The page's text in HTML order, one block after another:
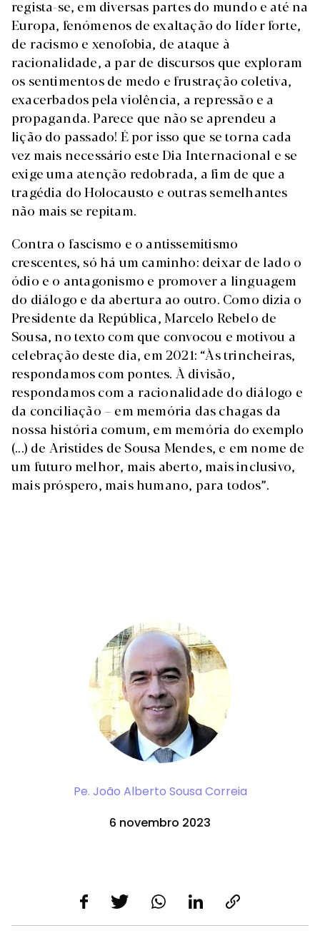
regista-se, em diversas partes do mundo e até na
Europa, fenómenos de exaltação do líder forte,
de racismo e xenofobia, de ataque à
racionalidade, a par de discursos que exploram
os sentimentos de medo e frustração coletiva,
exacerbados pela violência, a repressão e a
propaganda. Parece que não se aprendeu a
lição do passado! É por isso que se torna cada
vez mais necessário este Dia Internacional e se
exige uma atenção redobrada, a fim de que a
tragédia do Holocausto e outras semelhantes
não mais se repitam.
Contra o fascismo e o antissemitismo
crescentes, só há um caminho: deixar de lado o
ódio e o antagonismo e promover a linguagem
do diálogo e da abertura ao outro. Como dizia o
Presidente da República, Marcelo Rebelo de
Sousa, no texto com que convocou e motivou a
celebração deste dia, em 2021: “Às trincheiras,
respondamos com pontes. À divisão,
respondamos com a racionalidade do diálogo e
da conciliação – em memória das chagas da
nossa história comum, em memória do exemplo
(...) de Aristides de Sousa Mendes, e em nome de
um futuro melhor, mais aberto, mais inclusivo,
mais próspero, mais humano, para todos”.
Pe. João Alberto Sousa Correia
6 novembro 2023